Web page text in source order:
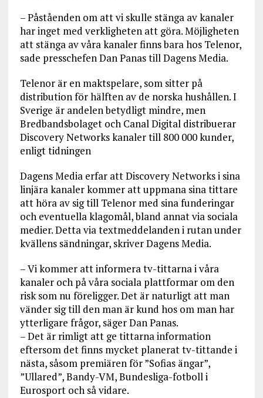
– Påståenden om att vi skulle stänga av kanaler
har inget med verkligheten att göra. Möjligheten
att stänga av våra kanaler finns bara hos Telenor,
sade presschefen Dan Panas till Dagens Media.
Telenor är en maktspelare, som sitter på
distribution för hälften av de norska hushållen. I
Sverige är andelen betydligt mindre, men
Bredbandsbolaget och Canal Digital distribuerar
Discovery Networks kanaler till 800 000 kunder,
enligt tidningen
Dagens Media erfar att Discovery Networks i sina
linjära kanaler kommer att uppmana sina tittare
att höra av sig till Telenor med sina funderingar
och eventuella klagomål, bland annat via sociala
medier. Detta via textmeddelanden i rutan under
kvällens sändningar, skriver Dagens Media.
– Vi kommer att informera tv-tittarna i våra
kanaler och på våra sociala plattformar om den
risk som nu föreligger. Det är naturligt att man
vänder sig till den man är kund hos om man har
ytterligare frågor, säger Dan Panas.
– Det är rimligt att ge tittarna information
eftersom det finns mycket planerat tv-tittande i
nästa, såsom premiären för ”Sofias ängar”,
”Ullared”, Bandy-VM, Bundesliga-fotboll i
Eurosport och så vidare.